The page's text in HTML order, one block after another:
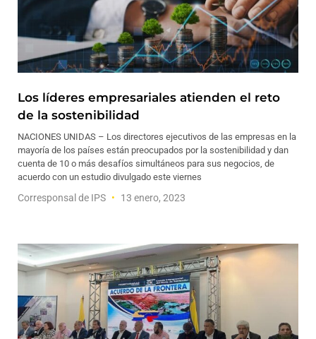
Los líderes empresariales atienden el reto
de la sostenibilidad
NACIONES UNIDAS – Los directores ejecutivos de las empresas en la
mayoría de los países están preocupados por la sostenibilidad y dan
cuenta de 10 o más desafíos simultáneos para sus negocios, de
acuerdo con un estudio divulgado este viernes
Corresponsal de IPS 13 enero, 2023